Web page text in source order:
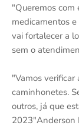
"Queremos com
medicamentos
vai fortalecer a
sem o
"Vamos
caminhonetes.
outros, já que
2023"Anderson